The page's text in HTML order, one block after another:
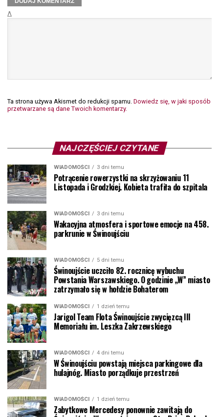
Δ
Ta strona używa Akismet do redukcji spamu. Dowiedz się, w jaki sposób
przetwarzane są dane Twoich komentarzy.
NAJCZĘŚCIEJ CZYTANE
WIADOMOŚCI 3 dni temu
Potrącenie rowerzystki na skrzyżowaniu 11
Listopada i Grodzkiej. Kobieta trafiła do szpitala
WIADOMOŚCI 3 dni temu
Wakacyjna atmosfera i sportowe emocje na 458.
parkrunie w Świnoujściu
WIADOMOŚCI 5 dni temu
Świnoujście uczciło 82. rocznicę wybuchu
Powstania Warszawskiego. O godzinie „W” miasto
zatrzymało się w hołdzie Bohaterom
WIADOMOŚCI 1 dzień temu
Jarigol Team Flota Świnoujście zwycięzcą III
Memoriału im. Leszka Zakrzewskiego
WIADOMOŚCI 4 dni temu
W Świnoujściu powstają miejsca parkingowe dla
hulajnóg. Miasto porządkuje przestrzeń
WIADOMOŚCI 1 dzień temu
Zabytkowe Mercedesy ponownie zawitają do